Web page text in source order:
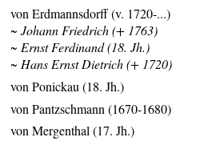
von Erdmannsdorff (v. 1720-...)
~ Johann Friedrich (+ 1763)
~ Ernst Ferdinand (18. Jh.)
~ Hans Ernst Dietrich (+ 1720)
von Ponickau (18. Jh.)
von Pantzschmann (1670-1680)
von Mergenthal (17. Jh.)